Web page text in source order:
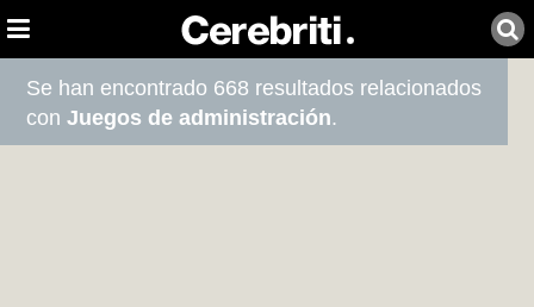
Se han encontrado 668 resultados relacionados
conJuegos de administración.